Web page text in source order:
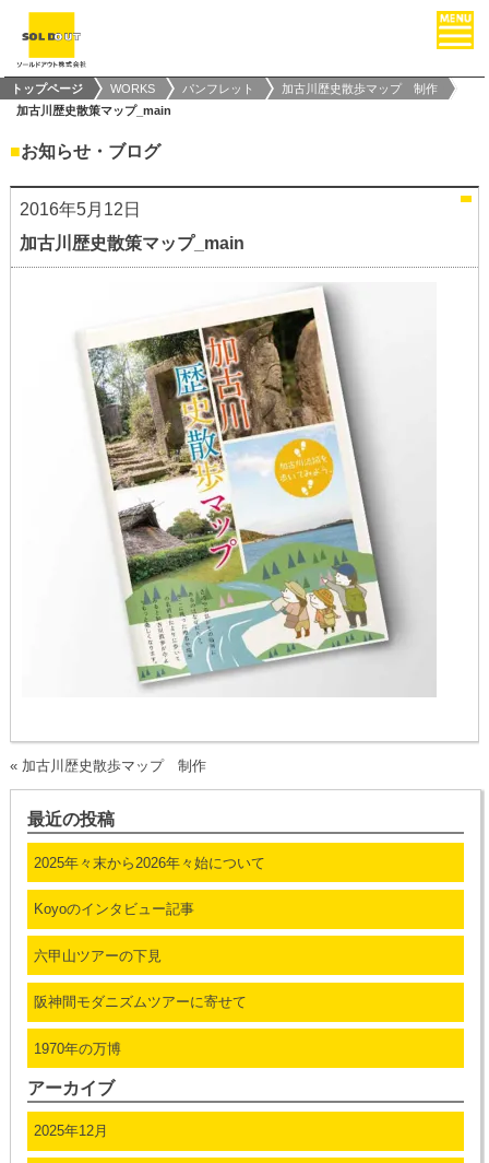
トップページ WORKS パンフレット
加古川歴史散歩マップ 制作
加古川歴史散策マップ_main
■お知らせ・ブログ
2016年5月12日
加古川歴史散策マップ_main
« 加古川歴史散歩マップ 制作
最近の投稿
2025年々末から2026年々始について
Koyoのインタビュー記事
六甲山ツアーの下見
阪神間モダニズムツアーに寄せて
1970年の万博
アーカイブ
2025年12月